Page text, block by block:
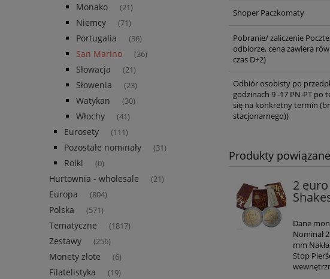
Monako (21)
Niemcy (71)
Portugalia (36)
San Marino (36)
Słowacja (21)
Słowenia (23)
Watykan (30)
Włochy (41)
Eurosety (111)
Pozostałe nominały (31)
Rolki (0)
Hurtownia - wholesale (21)
Europa (804)
Polska (571)
Tematyczne (1817)
Zestawy (256)
Monety złote (6)
Filatelistyka (19)
Shoper Paczkomaty
Pobranie/ zaliczenie
odbiorze, cena zawiera
czas D+2)
Odbiór osobisty po
godzinach 9 -17 PN-PT
się na konkretny termin
stacjonarnego))
Produkty powiązane
2
Dane
Nominał
mm
Stop